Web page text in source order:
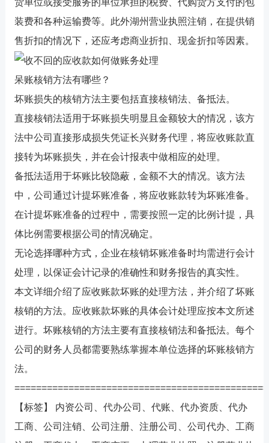
货单位或接受服务的单位承担的税费、代购货方支付的包
装费和各种运输费等。此外湖州营业执照注销 ，在提供销
售折扣的情况下，还应考虑商业折扣、现金折扣等因素。
呆账核销方法有哪些？
坏账损失的核销方法主要包括直接核销法、备抵法。
直接核销法适用于坏账损失明显且金额较大的情况，该方
法中公司直接形成损失凭证长兴财务代理 ，将应收账款直
接转为坏账损失，并在会计报表中做相应的处理。
备抵法适用于坏账比较隐蔽，金额不大的情况。该方法
中，公司通过计提坏账准备，将应收账款转为坏账准备。
在计提坏账准备的过程中，需要按照一定的比例计提，具
体比例需要根据公司的情况确定。
无论选择哪种方式，企业在核销坏账准备时均需进行会计
处理，以保证会计记录的准确性和财务报告的真实性。
本文详细介绍了应收账款坏账的处理方法，并介绍了坏账
核销的方法​​。应收账款坏账的具体会计处理应按本文所述
进行。坏账核销的方法​​主要有直接核销法和备抵法。每个
公司的财务人员都需要熟练掌握本单位选择的坏账核销方
法。
【标签】 内资公司、代办公司、代账、代办资质、代办
工商、公司注销、公司注册、注册公司、公司代办、工商